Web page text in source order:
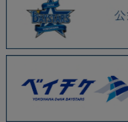
2025.11 (6)
2025.10 (5)
2025.09 (5)
2025.08 (6)
2025.07 (6)